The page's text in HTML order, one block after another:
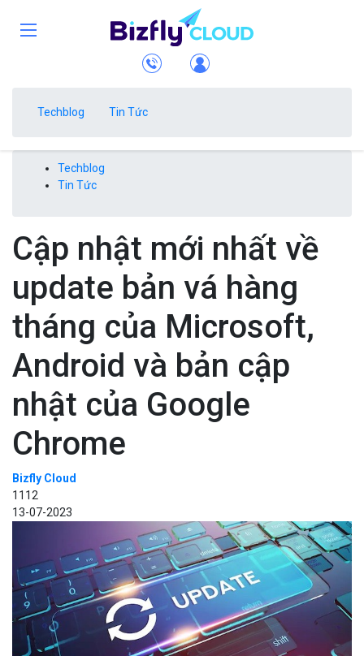
Techblog Tin Tức
Techblog
Tin Tức
Cập nhật mới nhất về
update bản vá hàng
tháng của Microsoft,
Android và bản cập
nhật của Google
Chrome
Bizfly Cloud
1112
13-07-2023